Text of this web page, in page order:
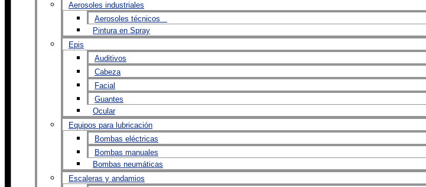
Aerosoles industriales
Aerosoles técnicos
Pintura en Spray
Epis
Auditivos
Cabeza
Facial
Guantes
Ocular
Equipos para lubricación
Bombas eléctricas
Bombas manuales
Bombas neumáticas
Escaleras y andamios